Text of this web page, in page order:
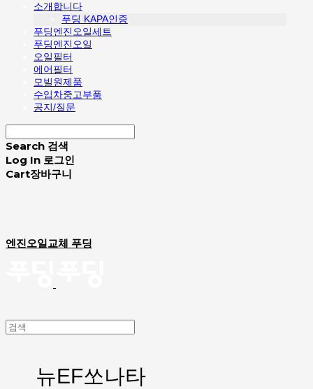
소개합니다
푸딩 KAPA인증
푸딩엔진오일세트
푸딩엔진오일
오일필터
에어필터
모빌원제품
수입차중고부품
공지/질문
Search 검색
Log In 로그인
Cart장바구니
엔진오일교체 푸딩
뉴EF쏘나타